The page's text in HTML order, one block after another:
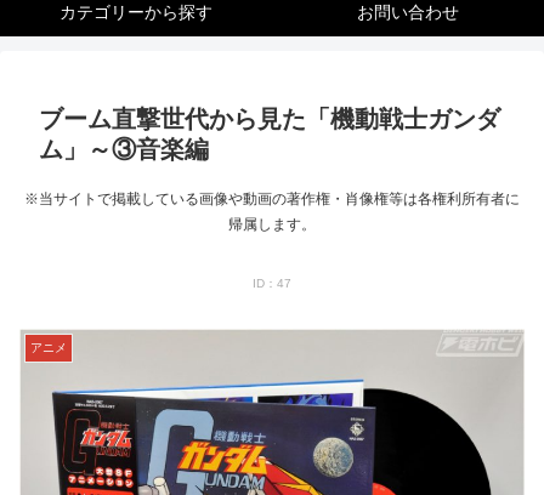
カテゴリーから探す お問い合わせ
ブーム直撃世代から見た「機動戦士ガンダ
ム」～③音楽編
※当サイトで掲載している画像や動画の著作権・肖像権等は各権利所有者に
帰属します。
ID：47
アニメ